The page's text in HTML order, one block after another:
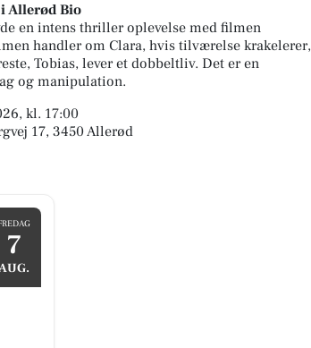
Allerød Bio
en intens thriller oplevelse med filmen
handler om Clara, hvis tilværelse krakelerer,
Tobias, lever et dobbeltliv. Det er en
og manipulation.
kl. 17:00
17, 3450 Allerød
7